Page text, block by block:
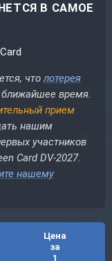
В САМОЕ
что лотерея
время.
прием
нашим
участников
Card DV-2027.
нашему
Цена
за
1